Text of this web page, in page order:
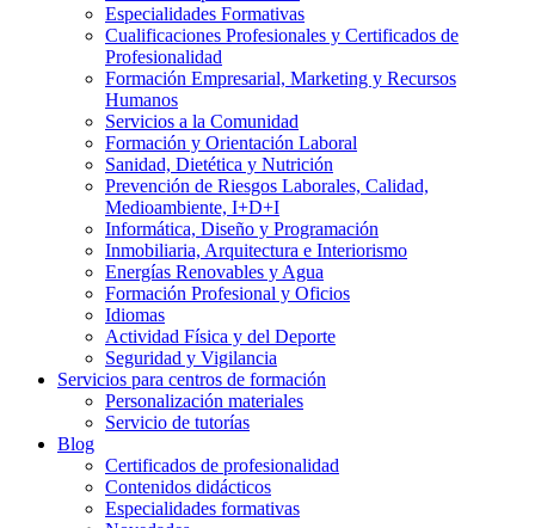
Especialidades Formativas
Cualificaciones Profesionales y Certificados de
Profesionalidad
Formación Empresarial, Marketing y Recursos
Humanos
Servicios a la Comunidad
Formación y Orientación Laboral
Sanidad, Dietética y Nutrición
Prevención de Riesgos Laborales, Calidad,
Medioambiente, I+D+I
Informática, Diseño y Programación
Inmobiliaria, Arquitectura e Interiorismo
Energías Renovables y Agua
Formación Profesional y Oficios
Idiomas
Actividad Física y del Deporte
Seguridad y Vigilancia
Servicios para centros de formación
Personalización materiales
Servicio de tutorías
Blog
Certificados de profesionalidad
Contenidos didácticos
Especialidades formativas